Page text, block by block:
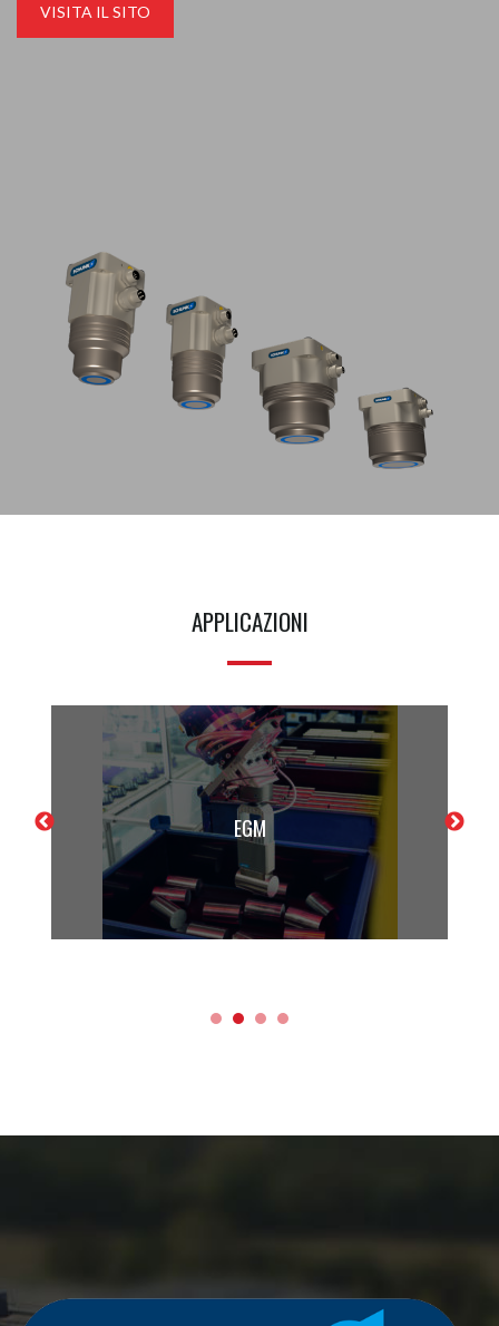
VISITA IL SITO
APPLICAZIONI
EMH